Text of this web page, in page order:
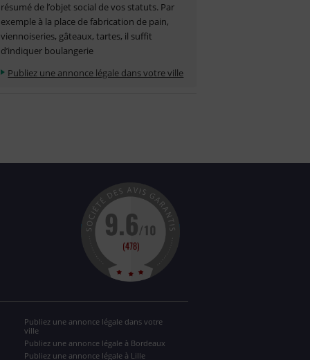
résumé de l’objet social de vos statuts. Par
exemple à la place de fabrication de pain,
viennoiseries, gâteaux, tartes, il suffit
d’indiquer boulangerie
Publiez une annonce légale dans votre ville
Publiez une annonce légale dans votre
ville
Publiez une annonce légale à Bordeaux
Publiez une annonce légale à Lille